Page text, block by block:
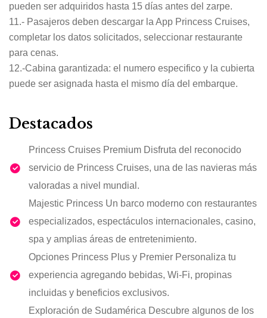
pueden ser adquiridos hasta 15 días antes del zarpe.
11.- Pasajeros deben descargar la App Princess Cruises,
completar los datos solicitados, seleccionar restaurante
para cenas.
12.-Cabina garantizada: el numero especifico y la cubierta
puede ser asignada hasta el mismo día del embarque.
Destacados
Princess Cruises Premium Disfruta del reconocido
servicio de Princess Cruises, una de las navieras más
valoradas a nivel mundial.
Majestic Princess Un barco moderno con restaurantes
especializados, espectáculos internacionales, casino,
spa y amplias áreas de entretenimiento.
Opciones Princess Plus y Premier Personaliza tu
experiencia agregando bebidas, Wi-Fi, propinas
incluidas y beneficios exclusivos.
Exploración de Sudamérica Descubre algunos de los